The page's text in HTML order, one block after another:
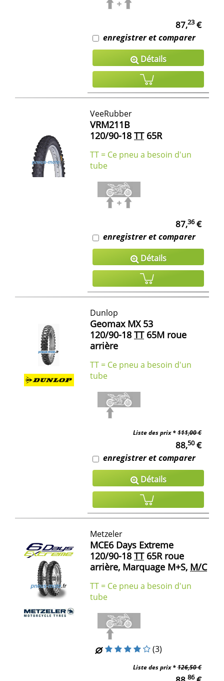
87,23€
enregistrer et comparer
Détails
VeeRubber
VRM211B
120/90-18 TT65R
TT = Ce pneu a besoin d'un
tube
87,36€
enregistrer et comparer
Détails
Dunlop
Geomax MX 53
120/90-18 TT65M roue
arrière
TT = Ce pneu a besoin d'un
tube
Liste des prix *111,00 €
88,50€
enregistrer et comparer
Détails
Metzeler
MCE6 Days Extreme
120/90-18 TT65R roue
arrière, Marquage M+S, M/C
TT = Ce pneu a besoin d'un
tube
(3)
Liste des prix *126,50 €
86